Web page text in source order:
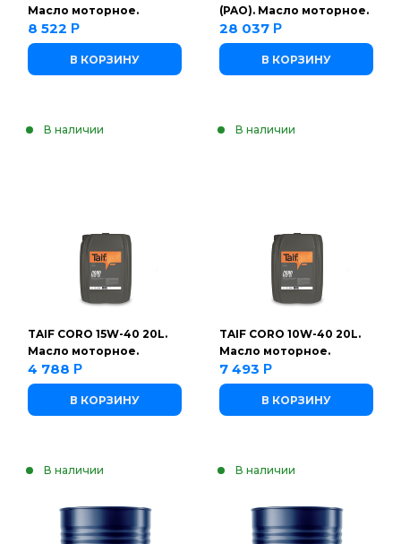
Масло моторное.
8 522 Р
В КОРЗИНУ
(PAO). Масло моторное.
28 037 Р
В КОРЗИНУ
В наличии
TAIF CORO 15W-40 20L.
Масло моторное.
4 788 Р
В КОРЗИНУ
В наличии
TAIF CORO 10W-40 20L.
Масло моторное.
7 493 Р
В КОРЗИНУ
В наличии В наличии